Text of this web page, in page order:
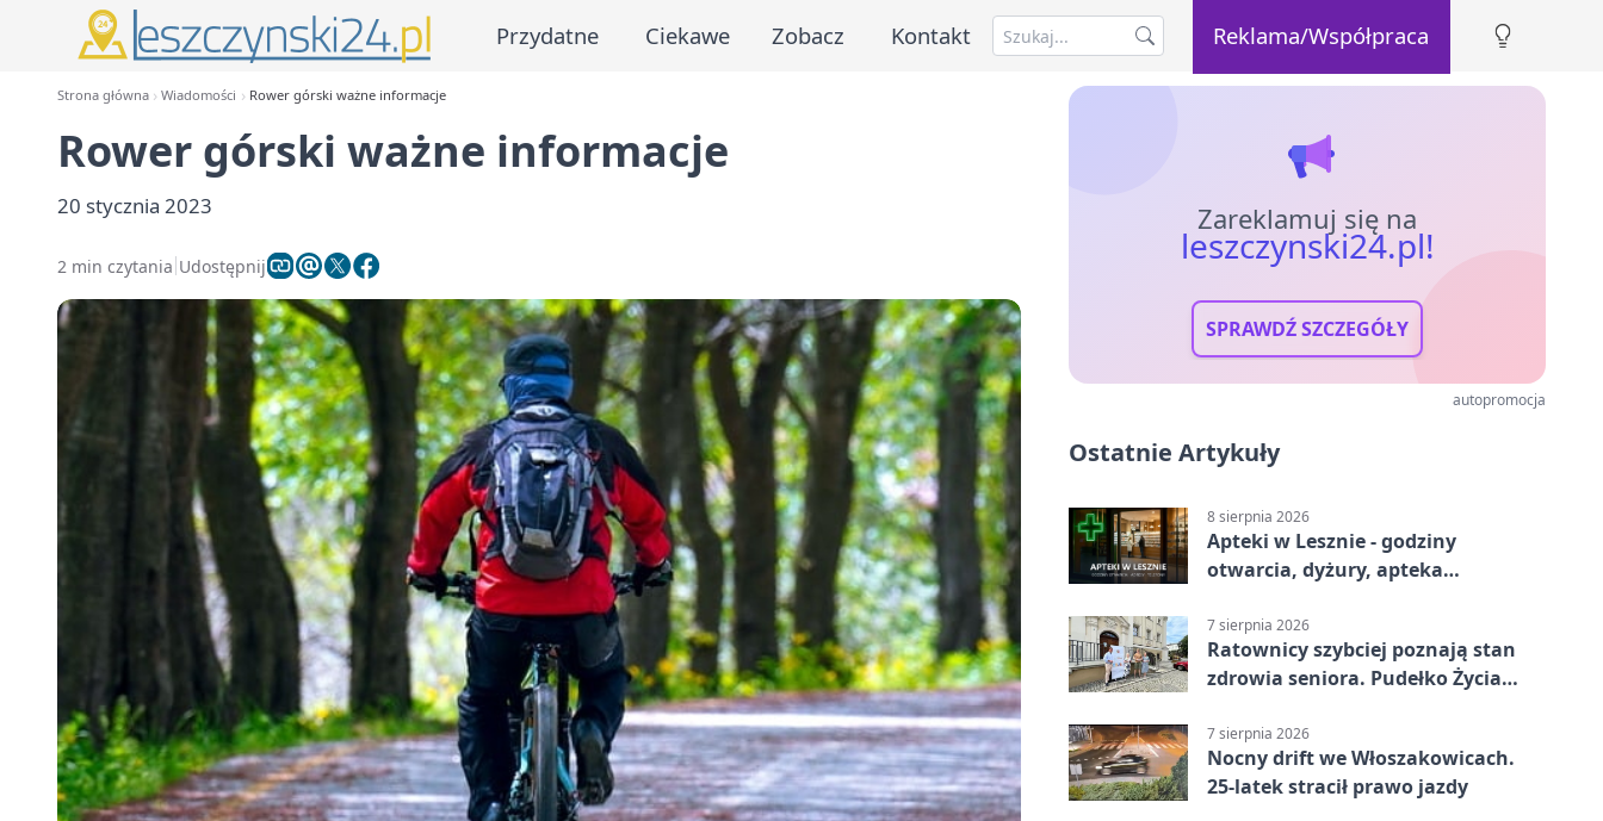
Przydatne Ciekawe Zobacz Kontakt Reklama/Współpraca
Strona główna Wiadomości Rower górski ważne informacje
Rower górski ważne informacje
20 stycznia 2023
2 min czytania Udostępnij
Zareklamuj się na
leszczynski24.pl!
SPRAWDŹ SZCZEGÓŁY
autopromocja
Ostatnie Artykuły
8 sierpnia 2026
Apteki w Lesznie - godziny
otwarcia, dyżury, apteka
7 sierpnia 2026
Ratownicy szybciej poznają stan
zdrowia seniora. Pudełko Życia
7 sierpnia 2026
Nocny drift we Włoszakowicach.
25-latek stracił prawo jazdy